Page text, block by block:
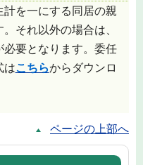
を一にする同居の親
それ以外の場合は、
要となります。委任
はこちらからダウンロ
ページの上部へ